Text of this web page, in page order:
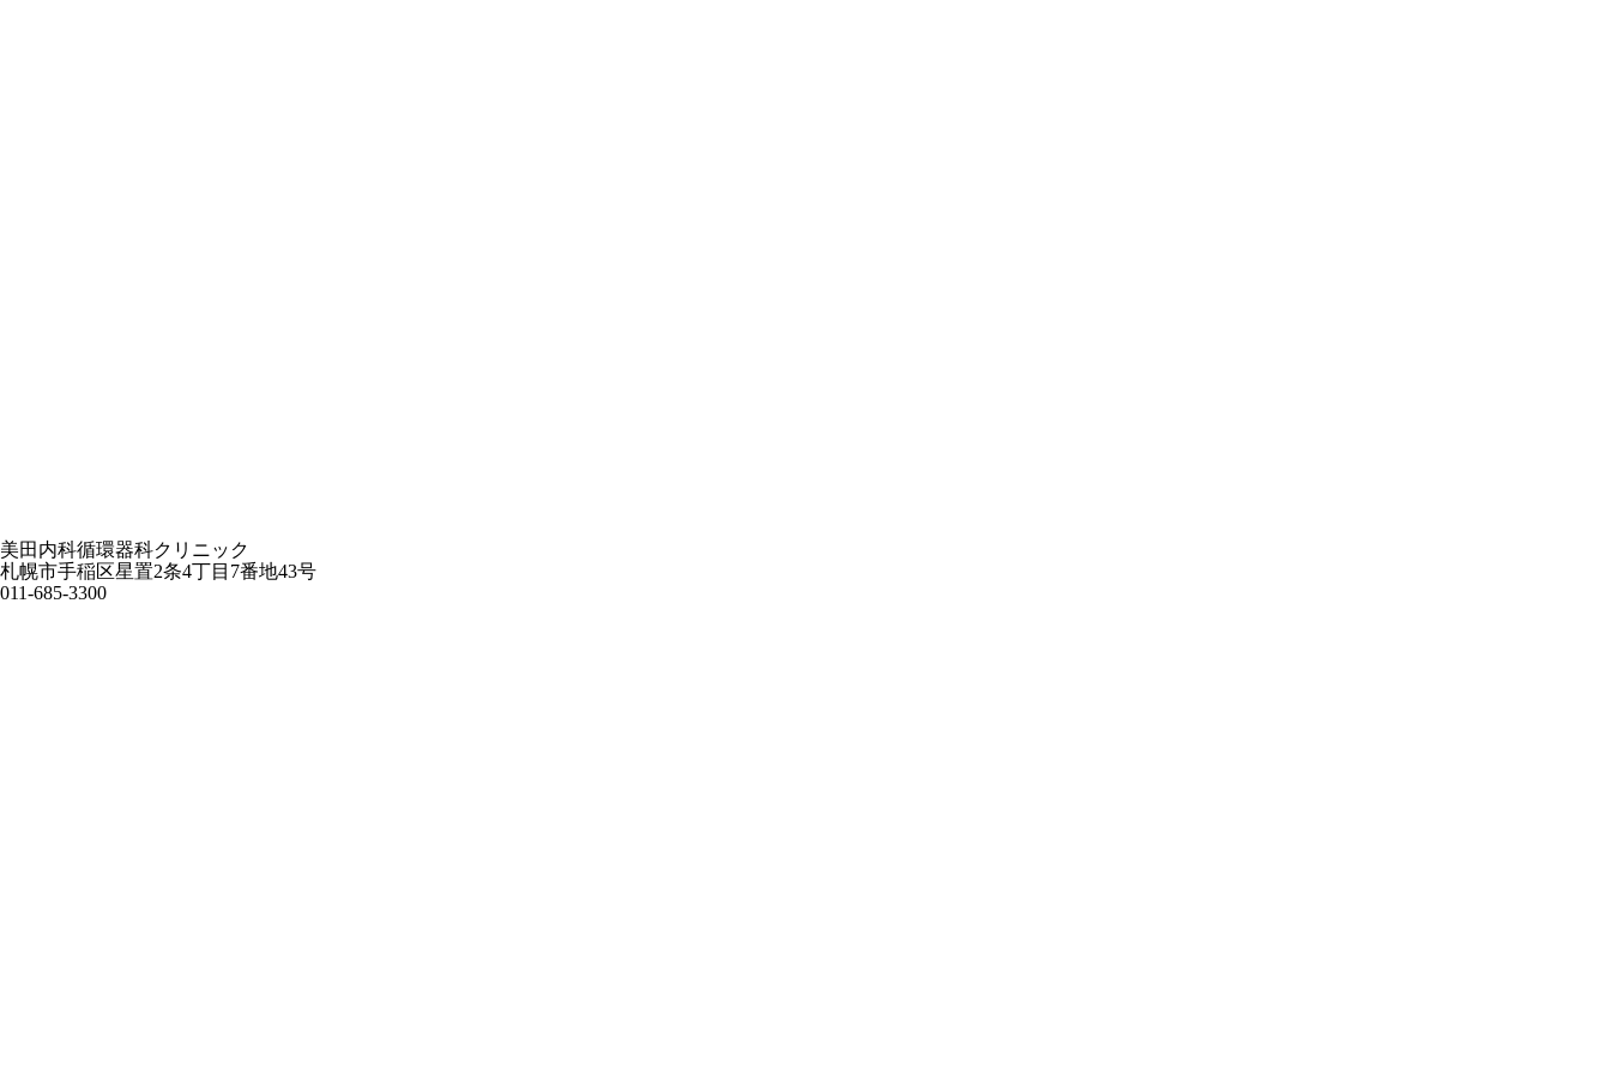
美田内科循環器科クリニック
札幌市手稲区星置2条4丁目7番地43号
011-685-3300